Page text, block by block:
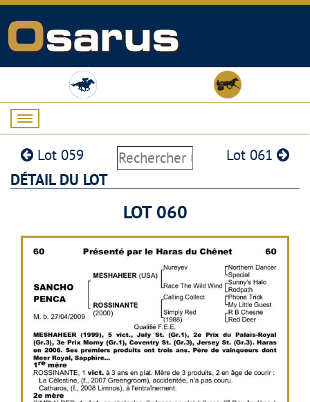
Lot 059 Lot 061
DÉTAIL DU LOT
LOT 060